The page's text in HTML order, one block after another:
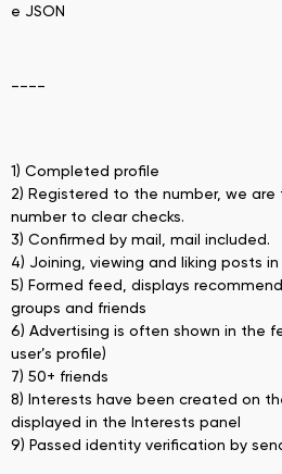
e JSON
1) Completed profile
2) Registered to the number, we
number to clear checks.
3) Confirmed by mail, mail included.
4) Joining, viewing and liking posts
5) Formed feed, displays
groups and friends
6) Advertising is often shown in the
user’s profile)
7) 50+ friends
8) Interests have been created on
displayed in the Interests panel
9) Passed identity verification by